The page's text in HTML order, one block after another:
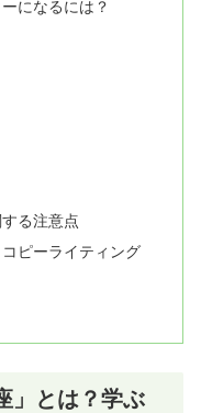
になるには？
る注意点
ピーライティング
」とは？学ぶ